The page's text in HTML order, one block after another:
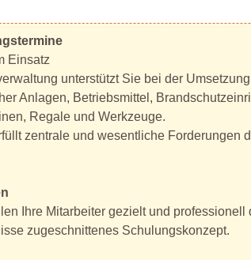
Einsatz
unterstützt Sie bei der
Anlagen, Betriebsmittel,
Regale und Werkzeuge.
zentrale und wesentliche Forderungen
Ihre Mitarbeiter gezielt und
zugeschnittenes Schulungskonzept.